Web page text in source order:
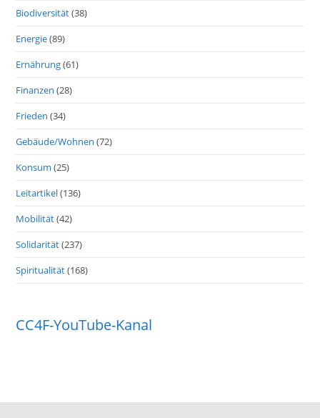
Biodiversität(38)
Energie(89)
Ernährung(61)
Finanzen (28)
Frieden (34)
Gebäude/Wohnen (72)
Konsum (25)
Leitartikel(136)
Mobilität(42)
Solidarität(237)
Spiritualität(168)
CC4F-YouTube-Kanal